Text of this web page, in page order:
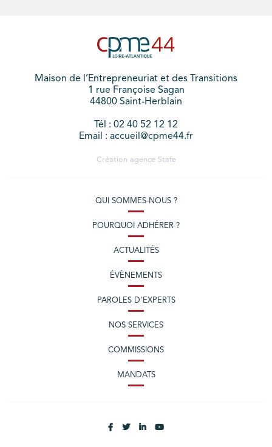
Maison de l’Entrepreneuriat et des Transitions
1 rue Françoise Sagan
44800 Saint-Herblain
Tél : 02 40 52 12 12
Email : accueil@cpme44.fr
Création agence Stafe
QUI SOMMES-NOUS ?
POURQUOI ADHÉRER ?
ACTUALITÉS
ÉVÈNEMENTS
PAROLES D’EXPERTS
NOS SERVICES
COMMISSIONS
MANDATS